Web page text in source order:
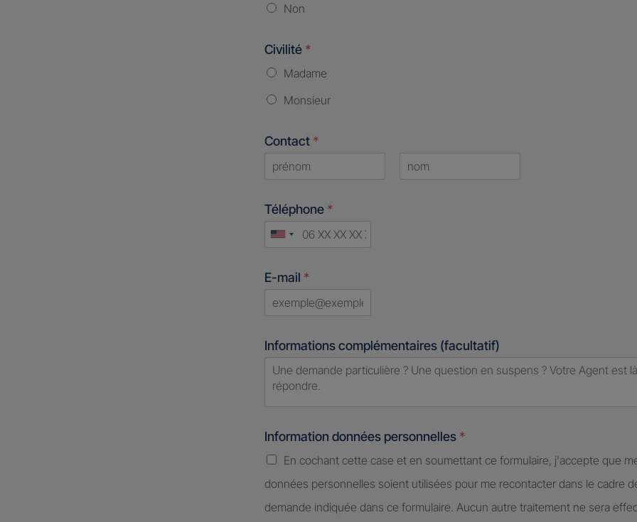
Non
Civilité *
Madame
Monsieur
Contact *
Téléphone *
United
E-mail *
Informations complémentaires (facultatif)
Information données personnelles *
En cochant cette case et en soumettant ce formulaire, j'accepte que
données personnelles soient utilisées pour me recontacter dans le cadre
demande indiquée dans ce formulaire. Aucun autre traitement ne sera